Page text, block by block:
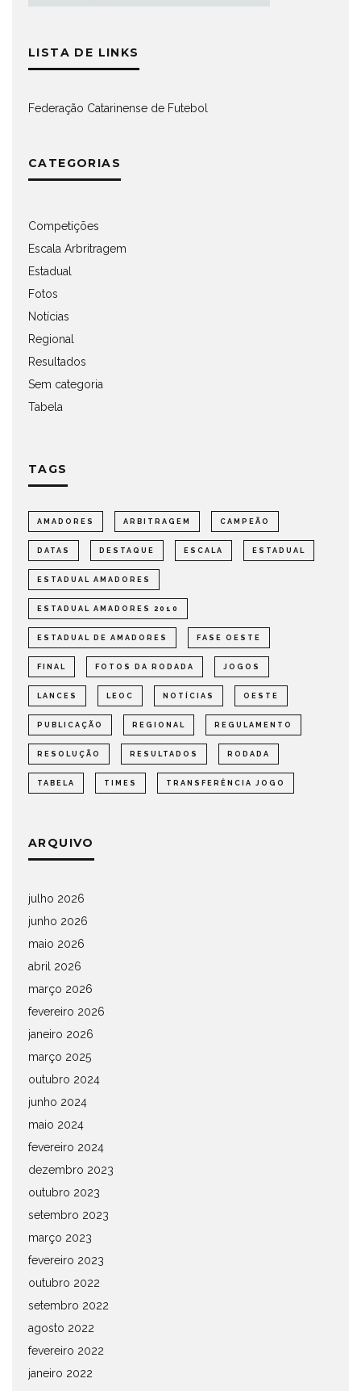
LISTA DE LINKS
Federação Catarinense de Futebol
CATEGORIAS
Competições
Escala Arbritragem
Estadual
Fotos
Notícias
Regional
Resultados
Sem categoria
Tabela
TAGS
AMADORES ARBITRAGEM CAMPEÃO
DATAS DESTAQUE ESCALA ESTADUAL
ESTADUAL AMADORES
ESTADUAL AMADORES 2010
ESTADUAL DE AMADORES FASE OESTE
FINAL FOTOS DA RODADA JOGOS
LANCES LEOC NOTÍCIAS OESTE
PUBLICAÇÃO REGIONAL REGULAMENTO
RESOLUÇÃO RESULTADOS RODADA
TABELA TIMES TRANSFERÊNCIA JOGO
ARQUIVO
julho 2026
junho 2026
maio 2026
abril 2026
março 2026
fevereiro 2026
janeiro 2026
março 2025
outubro 2024
junho 2024
maio 2024
fevereiro 2024
dezembro 2023
outubro 2023
setembro 2023
março 2023
fevereiro 2023
outubro 2022
setembro 2022
agosto 2022
fevereiro 2022
janeiro 2022